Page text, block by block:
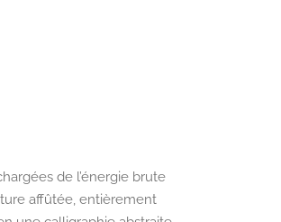
de l’énergie brute
affûtée, entièrement